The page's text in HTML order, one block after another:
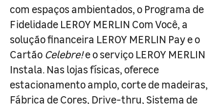
com espaços ambientados, o Programa de
Fidelidade LEROY MERLIN Com Você, a
solução financeira LEROY MERLIN Pay e o
Cartão Celebre!e o serviço LEROY MERLIN
Instala. Nas lojas físicas, oferece
estacionamento amplo, corte de madeiras,
Fábrica de Cores, Drive-thru, Sistema de